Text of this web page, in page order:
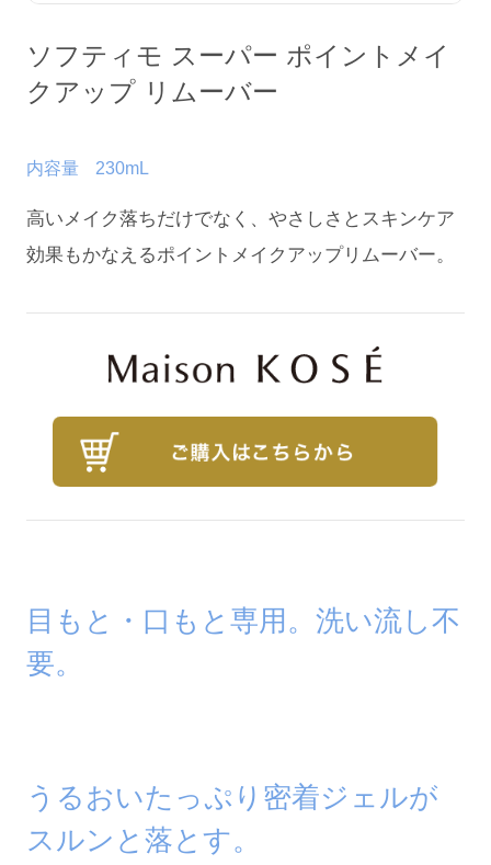
English Chinese
ソフティモ スーパー ポイントメイ
クアップ リムーバー
内容量 230mL
高いメイク落ちだけでなく、やさしさとスキンケア
効果もかなえるポイントメイクアップリムーバー。
目もと・口もと専用。洗い流し不
要。
うるおいたっぷり密着ジェルが
スルンと落とす。